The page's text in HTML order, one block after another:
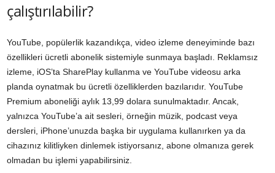
çalıştırılabilir?
YouTube, popülerlik kazandıkça, video izleme deneyiminde bazı
özellikleri ücretli abonelik sistemiyle sunmaya başladı. Reklamsız
izleme, iOS’ta SharePlay kullanma ve YouTube videosu arka
planda oynatmak bu ücretli özelliklerden bazılarıdır. YouTube
Premium aboneliği aylık 13,99 dolara sunulmaktadır. Ancak,
yalnızca YouTube’a ait sesleri, örneğin müzik, podcast veya
dersleri, iPhone’unuzda başka bir uygulama kullanırken ya da
cihazınız kilitliyken dinlemek istiyorsanız, abone olmanıza gerek
olmadan bu işlemi yapabilirsiniz.